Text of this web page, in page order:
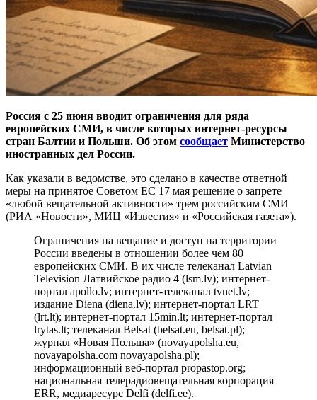
Россия с 25 июня вводит ограничения для ряда
европейских СМИ, в числе которых интернет-ресурсы
стран Балтии и Польши. Об этом сообщает Министерство
иностранных дел России.
Как указали в ведомстве, это сделано в качестве ответной
меры на принятое Советом ЕС 17 мая решение о запрете
«любой вещательной активности» трем российским СМИ
(РИА «Новости», МИЦ «Известия» и «Российская газета»).
Ограничения на вещание и доступ на территории
России введены в отношении более чем 80
европейских СМИ. В их числе телеканал Latvian
Television Латвийское радио 4 (lsm.lv); интернет-
портал apollo.lv; интернет-телеканал tvnet.lv;
издание Diena (diena.lv); интернет-портал LRT
(lrt.lt); интернет-портал 15min.lt; интернет-портал
lrytas.lt; телеканал Belsat (belsat.eu, belsat.pl);
журнал «Новая Польша» (novayapolsha.eu,
novayapolsha.com novayapolsha.pl);
информационный веб-портал propastop.org;
национальная телерадиовещательная корпорация
ERR, медиаресурс Delfi (delfi.ee).